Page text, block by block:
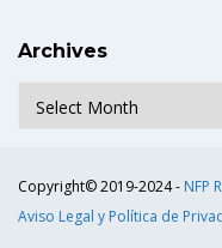
Archives
Copyright© 2019-2024 - NFP
Aviso Legal y Política de